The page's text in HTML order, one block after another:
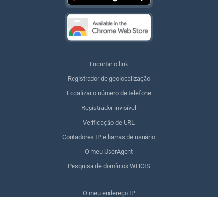
Encurtar o link
Registrador de geolocalização
Localizar o número de telefone
Registrador invisível
Verificação de URL
Contadores IP e barras de usuário
O meu UserAgent
Pesquisa de domínios WHOIS
O meu endereço IP